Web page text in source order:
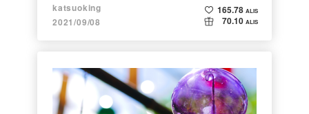
katsuoking
2021/09/08
165.78 ALIS
70.10 ALIS